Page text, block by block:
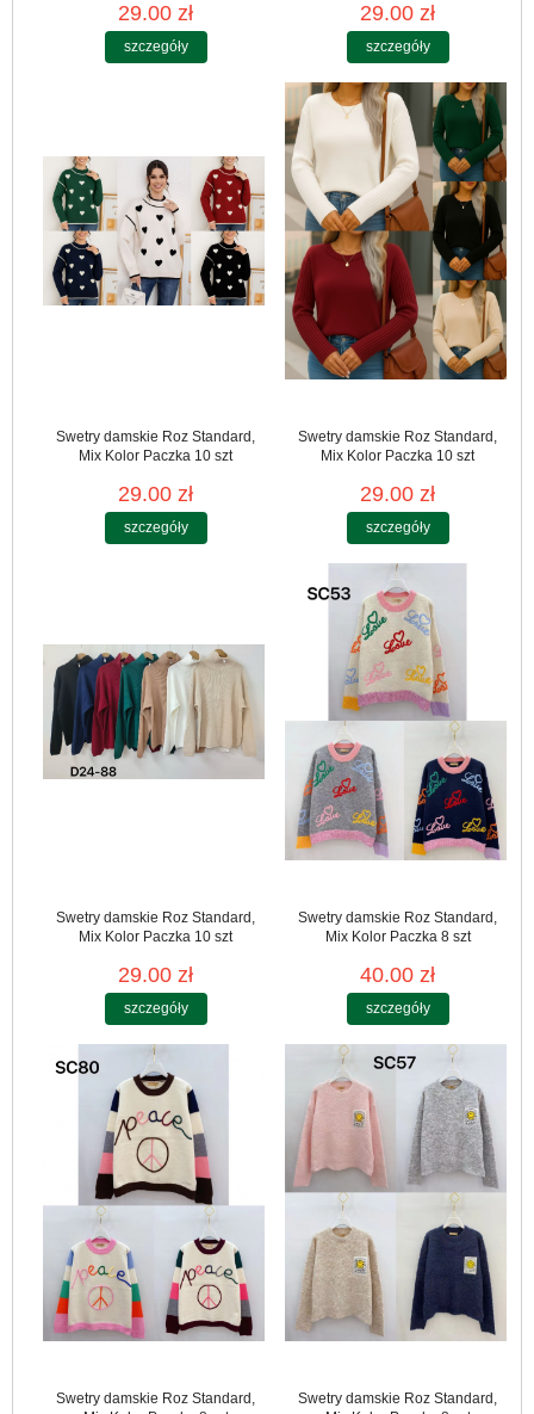
29.00 zł
szczegóły
29.00 zł
szczegóły
Swetry damskie Roz Standard,
Mix Kolor Paczka 10 szt
29.00 zł
szczegóły
Swetry damskie Roz Standard,
Mix Kolor Paczka 10 szt
29.00 zł
szczegóły
Swetry damskie Roz Standard,
Mix Kolor Paczka 10 szt
29.00 zł
szczegóły
Swetry damskie Roz Standard,
Mix Kolor Paczka 8 szt
40.00 zł
szczegóły
Swetry damskie Roz Standard,
Swetry damskie Roz Standard,